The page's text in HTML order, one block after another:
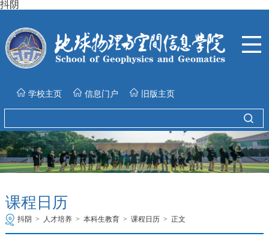
抖阴
学校主页 信息门户 旧版主页
课程日历
抖阴 > 人才培养 > 本科生教育 > 课程日历 > 正文